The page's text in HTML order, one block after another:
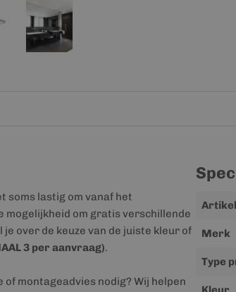
soms lastig om vanaf het
mogelijkheid om gratis verschillende
over de keuze van de juiste kleur of
3 per aanvraag).
of montageadvies nodig? Wij helpen
Meer
Merk
Type